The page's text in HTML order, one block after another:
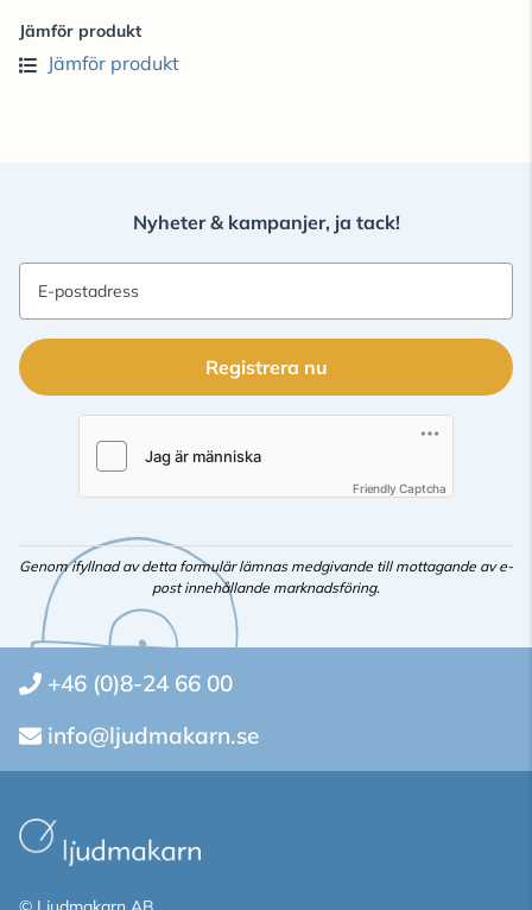
Jämför produkt
Jämför produkt
Nyheter & kampanjer, ja tack!
E-postadress
Registrera nu
Friendly Captcha
Genom ifyllnad av detta formulär lämnas medgivande till mottagande av e-
post innehållande marknadsföring.
+46 (0)8-24 66 00
info@ljudmakarn.se